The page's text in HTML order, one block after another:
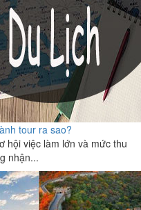
tour ra sao?
hội việc làm lớn và mức thu
nhận...